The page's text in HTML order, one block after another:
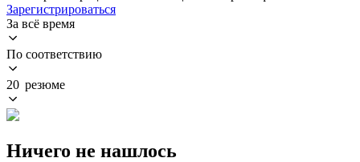
Зарегистрироваться
За всё время
По соответствию
20 резюме
Ничего не нашлось